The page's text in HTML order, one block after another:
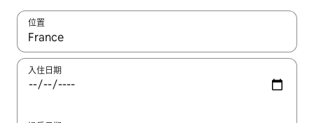
位置
如有搜尋結果，瀏覽內容時請使用上下箭頭，或輕點、滑動裝置。
入住日期